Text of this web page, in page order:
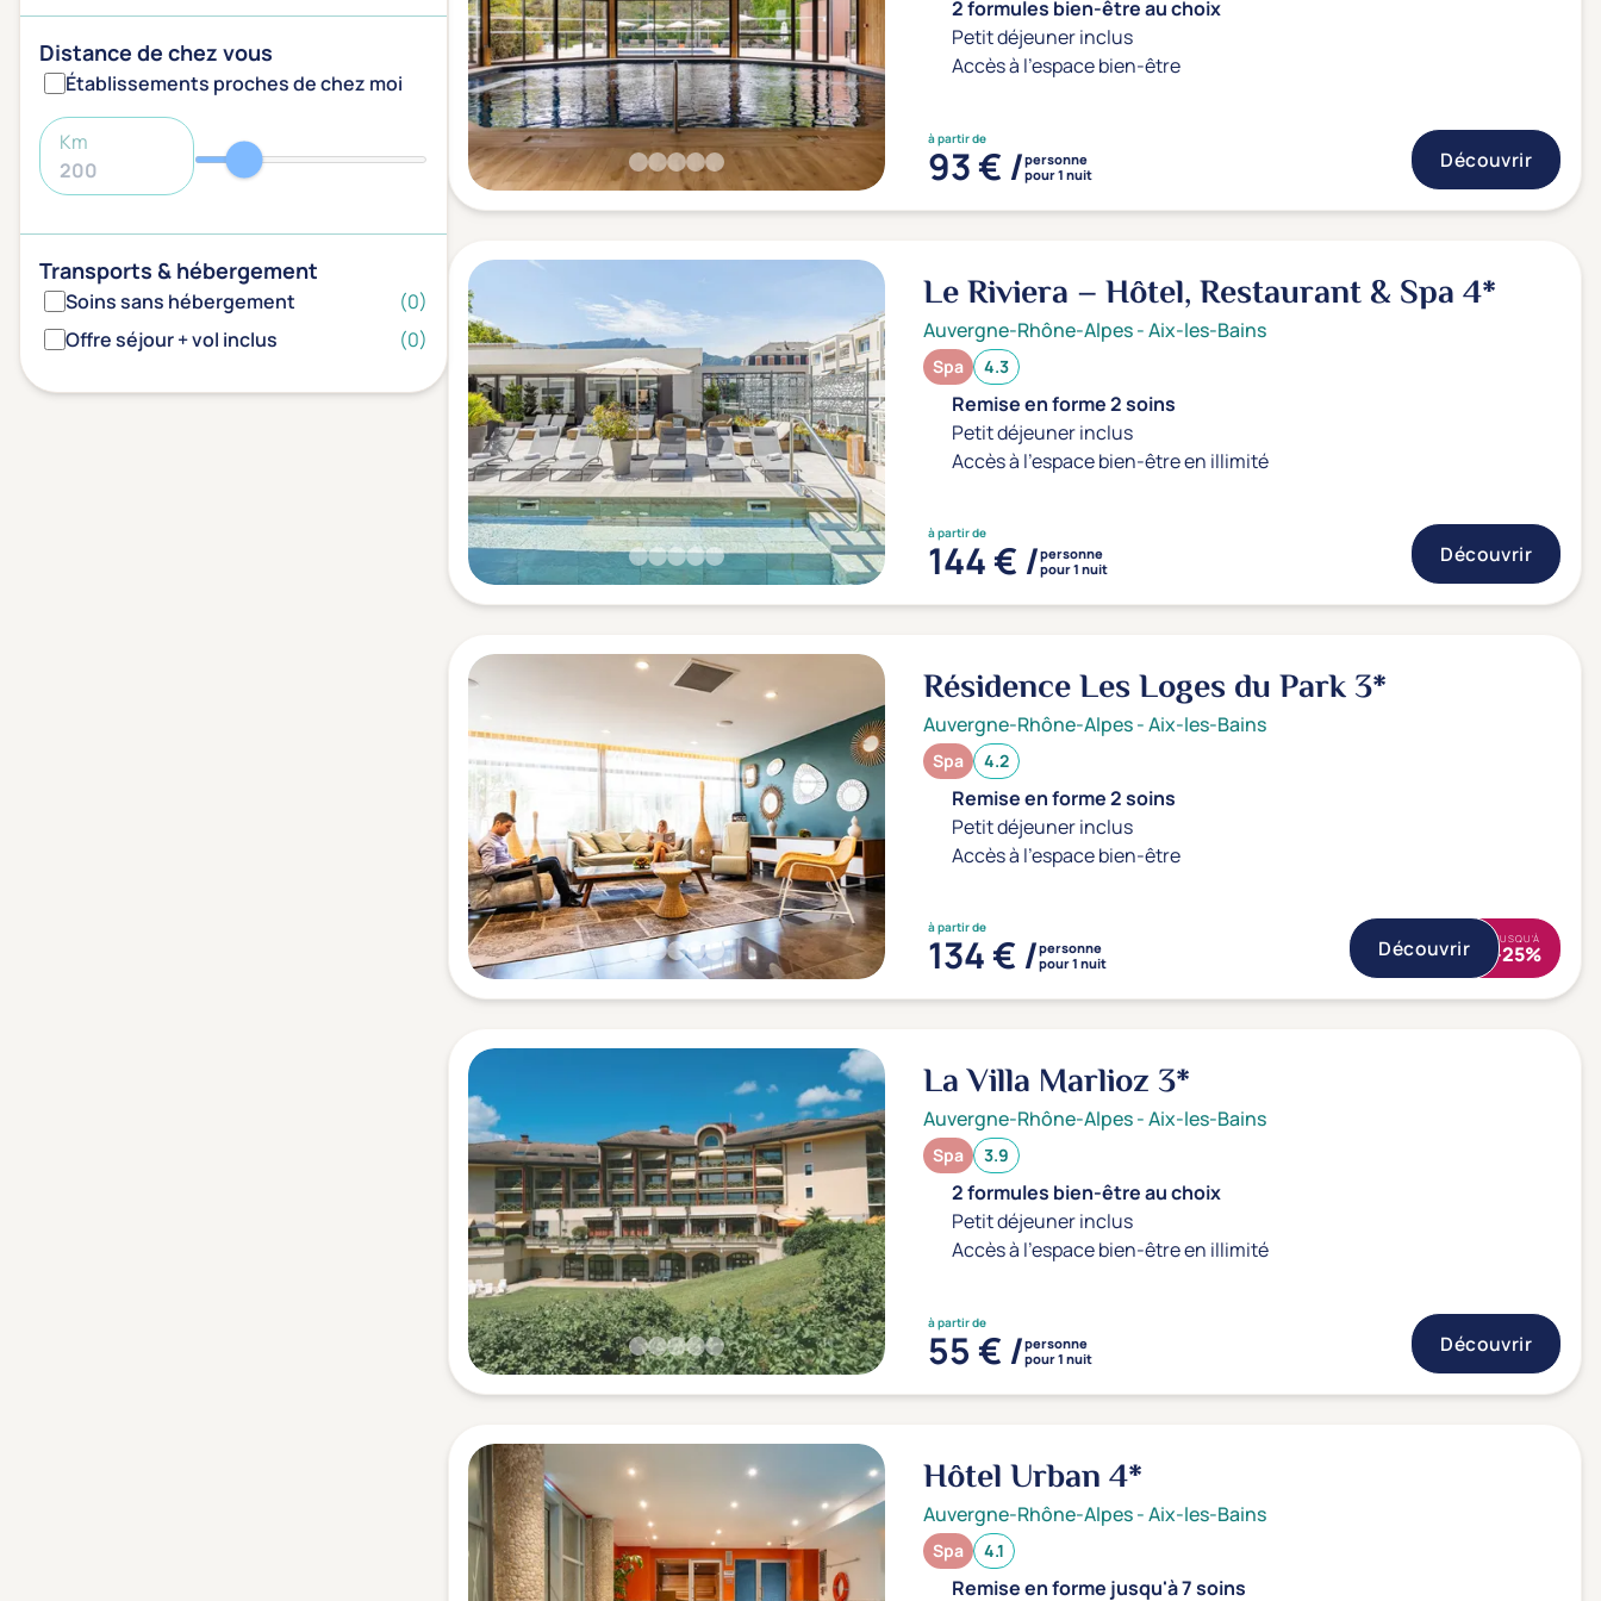
Distance de chez vous
Établissements proches de chez moi
Km
Transports & hébergement
Soins sans hébergement
(0)
Offre séjour + vol inclus
(0)
2 formules bien-être au choix
Petit déjeuner inclus
Accès à l'espace bien-être
à partir de
93 € /personne
pour 1 nuit
Découvrir
Le Riviera – Hôtel, Restaurant & Spa4*
Auvergne-Rhône-Alpes-Aix-les-Bains
Spa 4.3
Remise en forme 2 soins
Petit déjeuner inclus
Accès à l'espace bien-être en illimité
à partir de
144 € /personne
pour 1 nuit
Découvrir
Résidence Les Loges du Park3*
Auvergne-Rhône-Alpes-Aix-les-Bains
Spa 4.2
Remise en forme 2 soins
Petit déjeuner inclus
Accès à l'espace bien-être
à partir de
134 € /personne
pour 1 nuit
Découvrir JUSQU'À
-25%
La Villa Marlioz 3*
Auvergne-Rhône-Alpes-Aix-les-Bains
Spa 3.9
2 formules bien-être au choix
Petit déjeuner inclus
Accès à l'espace bien-être en illimité
à partir de
55 € /personne
pour 1 nuit
Découvrir
Hôtel Urban4*
Auvergne-Rhône-Alpes-Aix-les-Bains
Spa 4.1
Remise en forme jusqu'à 7 soins